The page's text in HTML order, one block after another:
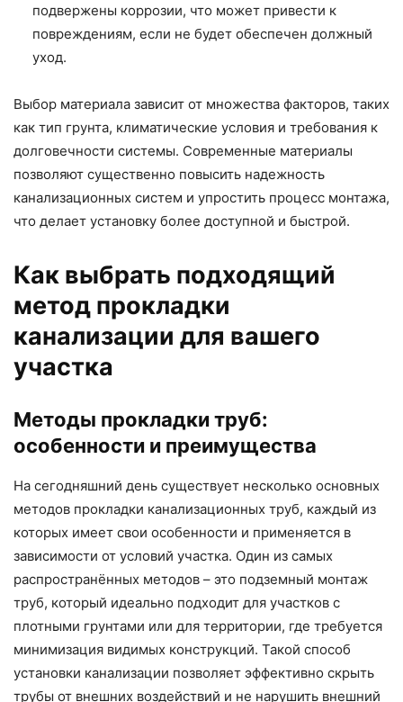
подвержены коррозии, что может привести к
повреждениям, если не будет обеспечен должный
уход.
Выбор материала зависит от множества факторов, таких
как тип грунта, климатические условия и требования к
долговечности системы. Современные материалы
позволяют существенно повысить надежность
канализационных систем и упростить процесс монтажа,
что делает установку более доступной и быстрой.
Как выбрать подходящий
метод прокладки
канализации для вашего
участка
Методы прокладки труб:
особенности и преимущества
На сегодняшний день существует несколько основных
методов прокладки канализационных труб, каждый из
которых имеет свои особенности и применяется в
зависимости от условий участка. Один из самых
распространённых методов – это подземный монтаж
труб, который идеально подходит для участков с
плотными грунтами или для территории, где требуется
минимизация видимых конструкций. Такой способ
установки канализации позволяет эффективно скрыть
трубы от внешних воздействий и не нарушить внешний